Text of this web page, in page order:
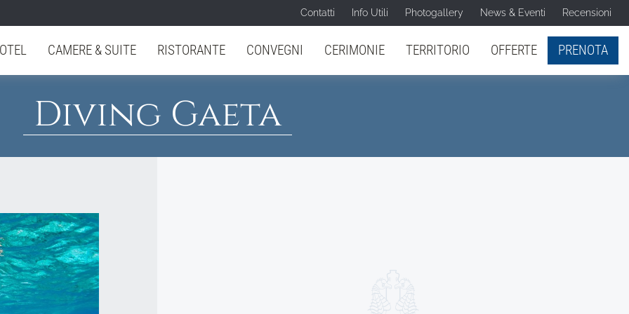
Contatti Info Utili Photogallery News & Eventi Recensioni
CAMERE & SUITE RISTORANTE CONVEGNI CERIMONIE TERRITORIO OFFERTE PRENOTA
Diving Gaeta